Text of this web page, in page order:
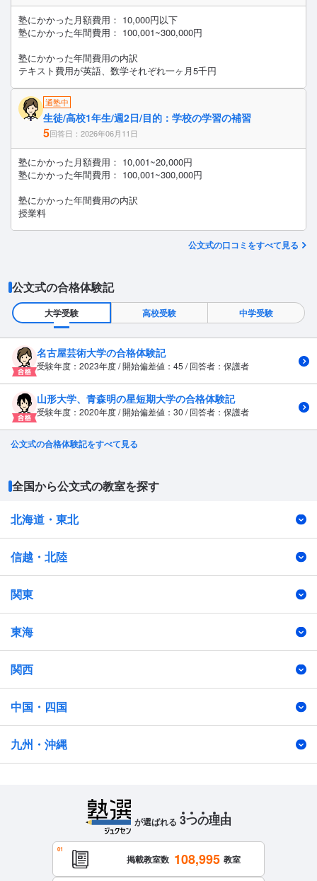
塾にかかった月額費用： 10,000円以下
塾にかかった年間費用： 100,001~300,000円
塾にかかった年間費用の内訳
テキスト費用が英語、数学それぞれ一ヶ月5千円
通塾中
生徒/高校1年生/週2日/目的：学校の学習の補習
5回答日：2026年06月11日
塾にかかった月額費用： 10,001~20,000円
塾にかかった年間費用： 100,001~300,000円
塾にかかった年間費用の内訳
授業料
公文式の口コミをすべて見る
公文式の合格体験記
大学受験 高校受験 中学受験
名古屋芸術大学の合格体験記
受験年度：2023年度 / 開始偏差値：45 / 回答者：保護者
山形大学、青森明の星短期大学の合格体験記
受験年度：2020年度 / 開始偏差値：30 / 回答者：保護者
公文式の合格体験記をすべて見る
全国から公文式の教室を探す
北海道・東北
信越・北陸
関東
東海
関西
中国・四国
九州・沖縄
が選ばれる 3つの理由
掲載教室数 108,995 教室